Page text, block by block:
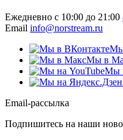
Ежедневно с 10:00 до 21:00
Email info@norstream.ru
Мы
Мы в
Мы
Email-рассылка
Подпишитесь на наши